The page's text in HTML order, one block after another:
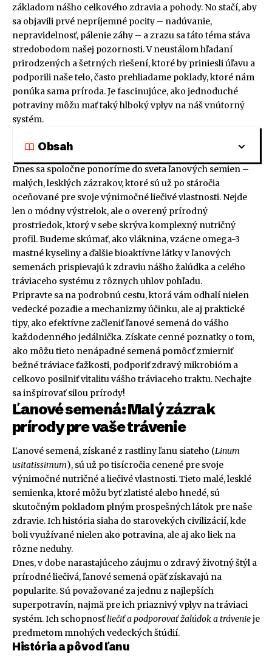
základom nášho celkového zdravia a pohody. No stačí, aby
sa objavili prvé nepríjemné pocity – nadúvanie,
nepravidelnosť, pálenie záhy – a zrazu sa táto téma stáva
stredobodom našej pozornosti. V neustálom hľadaní
prirodzených a šetrných riešení, ktoré by priniesli úľavu a
podporili naše telo, často prehliadame poklady, ktoré nám
ponúka sama príroda. Je fascinujúce, ako jednoduché
potraviny môžu mať taký hlboký vplyv na náš vnútorný
systém.
Obsah
Dnes sa spoločne ponoríme do sveta ľanových semien –
malých, lesklých zázrakov, ktoré sú už po stáročia
oceňované pre svoje výnimočné liečivé vlastnosti. Nejde
len o módny výstrelok, ale o overený prírodný
prostriedok, ktorý v sebe skrýva komplexný nutričný
profil. Budeme skúmať, ako vláknina, vzácne omega-3
mastné kyseliny a ďalšie bioaktívne látky v ľanových
semenách prispievajú k zdraviu nášho žalúdka a celého
tráviaceho systému z rôznych uhlov pohľadu.
Pripravte sa na podrobnú cestu, ktorá vám odhalí nielen
vedecké pozadie a mechanizmy účinku, ale aj praktické
tipy, ako efektívne začleniť ľanové semená do vášho
každodenného jedálnička. Získate cenné poznatky o tom,
ako môžu tieto nenápadné semená pomôcť zmierniť
bežné tráviace ťažkosti, podporiť zdravý mikrobióm a
celkovo posilniť vitalitu vášho tráviaceho traktu. Nechajte
sa inšpirovať silou prírody!
Ľanové semená: Malý zázrak
prírody pre vaše trávenie
Ľanové semená, získané z rastliny ľanu siateho (Linum
usitatissimum), sú už po tisícročia cenené pre svoje
výnimočné nutričné a liečivé vlastnosti. Tieto malé, lesklé
semienka, ktoré môžu byť zlatisté alebo hnedé, sú
skutočným pokladom plným prospešných látok pre naše
zdravie. Ich história siaha do starovekých civilizácií, kde
boli využívané nielen ako potravina, ale aj ako liek na
rôzne neduhy.
Dnes, v dobe narastajúceho záujmu o zdravý životný štýl a
prírodné liečivá, ľanové semená opäť získavajú na
popularite. Sú považované za jednu z najlepších
superpotravín, najmä pre ich priaznivý vplyv na tráviaci
systém. Ich schopnosťliečiť a podporovať žalúdok a trávenieje
predmetom mnohých vedeckých štúdií.
História a pôvod ľanu